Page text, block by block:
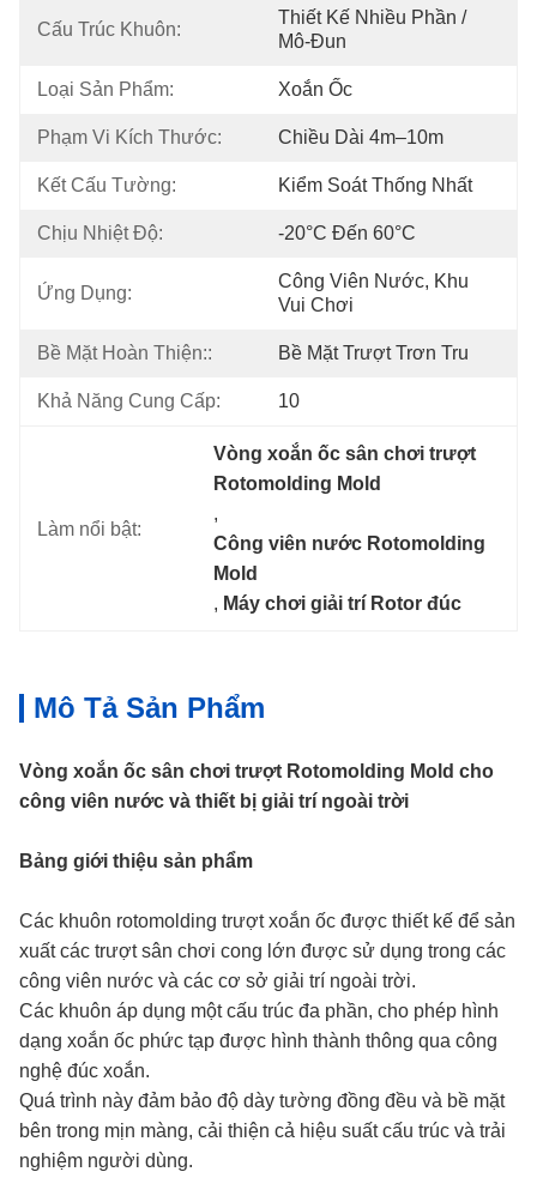
Cấu Trúc Khuôn:
Thiết Kế Nhiều Phần /
Mô-Đun
Loại Sản Phẩm: Xoắn Ốc
Phạm Vi Kích Thước: Chiều Dài 4m–10m
Kết Cấu Tường: Kiểm Soát Thống Nhất
Chịu Nhiệt Độ: -20°C Đến 60°C
Ứng Dụng:
Công Viên Nước, Khu
Vui Chơi
Bề Mặt Hoàn Thiện:: Bề Mặt Trượt Trơn Tru
Khả Năng Cung Cấp: 10
Làm nổi bật:
Vòng xoắn ốc sân chơi trượt
Rotomolding Mold
,
Công viên nước Rotomolding
Mold
, Máy chơi giải trí Rotor đúc
Mô Tả Sản Phẩm
Vòng xoắn ốc sân chơi trượt Rotomolding Mold cho
công viên nước và thiết bị giải trí ngoài trời
Bảng giới thiệu sản phẩm
Các khuôn rotomolding trượt xoắn ốc được thiết kế để sản
xuất các trượt sân chơi cong lớn được sử dụng trong các
công viên nước và các cơ sở giải trí ngoài trời.
Các khuôn áp dụng một cấu trúc đa phần, cho phép hình
dạng xoắn ốc phức tạp được hình thành thông qua công
nghệ đúc xoắn.
Quá trình này đảm bảo độ dày tường đồng đều và bề mặt
bên trong mịn màng, cải thiện cả hiệu suất cấu trúc và trải
nghiệm người dùng.